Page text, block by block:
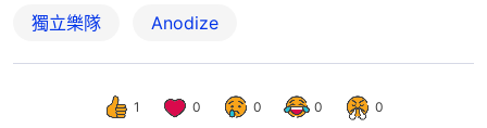
獨立樂隊 Anodize
1 0 0 0 0